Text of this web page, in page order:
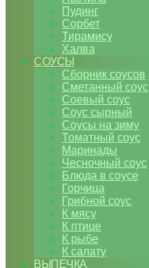
Пудинг
Сорбет
Тирамису
Халва
СОУСЫ
Сборник соусов
Сметанный соус
Соевый соус
Соус сырный
Соусы на зиму
Томатный соус
Маринады
Чесночный соус
Блюда в соусе
Горчица
Грибной соус
К мясу
К птице
К рыбе
К салату
ВЫПЕЧКА